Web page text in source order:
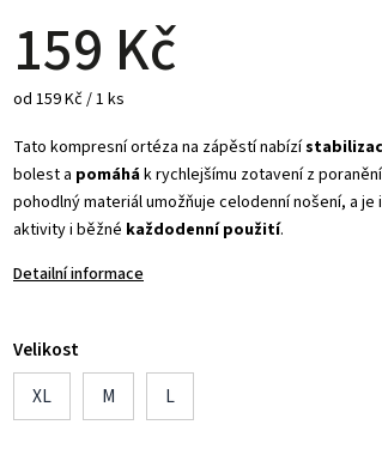
159 Kč
od 159 Kč / 1 ks
Tato kompresní ortéza na zápěstí nabízí
bolest a pomáhák rychlejšímu zotavení z
pohodlný materiál umožňuje celodenní nošení, a je
aktivity i běžné každodenní použití.
Detailní informace
Velikost
XL
M L